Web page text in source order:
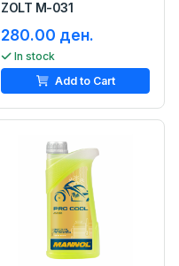
ZOLT M-031
280.00 ден.
In stock
Add to Cart